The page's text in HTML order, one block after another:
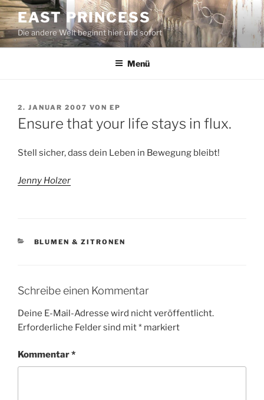
Zum
Inhalt
springen
EAST PRINCESS
Die andere Welt beginnt hier und sofort
Menü
VERÖFFENTLICHT
AM
2. JANUAR 2007 VON EP
Ensure that your life stays in flux.
Stell sicher, dass dein Leben in Bewegung bleibt!
Jenny Holzer
KATEGORIEN
BLUMEN & ZITRONEN
Schreibe einen Kommentar
Deine E-Mail-Adresse wird nicht veröffentlicht.
Erforderliche Felder sind mit* markiert
Kommentar*